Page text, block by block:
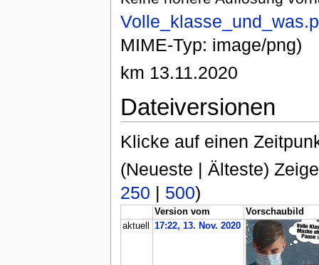
MIME-Typ: image/png)
km 13.11.2020
Dateiversionen
Klicke auf einen
(Neueste | Älteste)
250 | 500)
Version vom
Vorschaubild
aktuell
17:22, 13. Nov. 2020